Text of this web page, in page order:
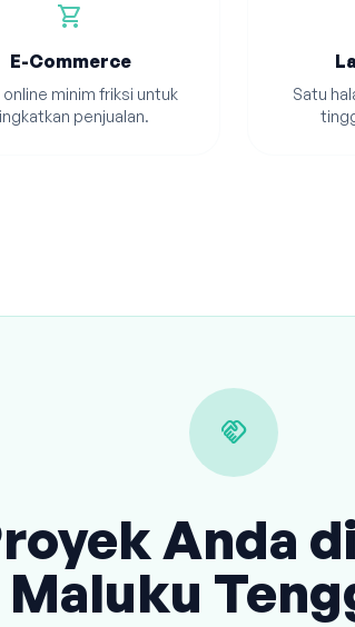
shopping_cart
E-Commerce
online minim friksi untuk
penjualan.
Satu
handshake
Anda
Maluku